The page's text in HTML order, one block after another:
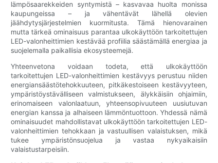
lämpösaarekkeiden syntymistä – kasvavaa huolta monissa
kaupungeissa – ja vähentävät lähellä olevien
jäähdytysjärjestelmien kuormitusta. Tämä hienovarainen
mutta tärkeä ominaisuus parantaa ulkokäyttöön tarkoitettujen
LED-valonheittimien kestävää profiilia säästämällä energiaa ja
suojelemalla paikallisia ekosysteemejä.
Yhteenvetona voidaan todeta, että ulkokäyttöön
tarkoitettujen LED-valonheittimien kestävyys perustuu niiden
energiansäästötehokkuuteen, pitkäkestoiseen kestävyyteen,
ympäristöystävälliseen valmistukseen, älykkäisiin ohjaimiin,
erinomaiseen valonlaatuun, yhteensopivuuteen uusiutuvan
energian kanssa ja alhaiseen lämmöntuottoon. Yhdessä nämä
ominaisuudet mahdollistavat ulkokäyttöön tarkoitettujen LED-
valonheittimien tehokkaan ja vastuullisen valaistuksen, mikä
tukee ympäristönsuojelua ja vastaa nykyaikaisiin
valaistustarpeisiin.